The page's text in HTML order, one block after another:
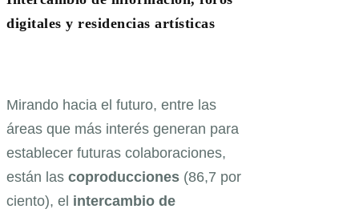
digitales y residencias artísticas
Mirando hacia el futuro, entre las
áreas que más interés generan para
establecer futuras colaboraciones,
están las coproducciones (86,7 por
ciento), el intercambio de